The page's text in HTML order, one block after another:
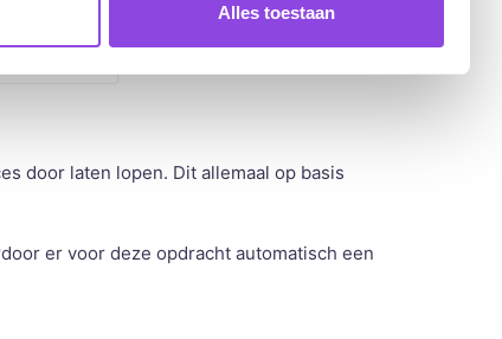
Alles toestaan
door laten lopen. Dit allemaal op basis
er voor deze opdracht automatisch een